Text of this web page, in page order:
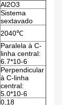
Al2O3
Sistema
sextavado
2040℃
Paralela à C-
linha central:
6.7*10-6
Perpendicular
à C-linha
central:
5.0*10-6
0,18